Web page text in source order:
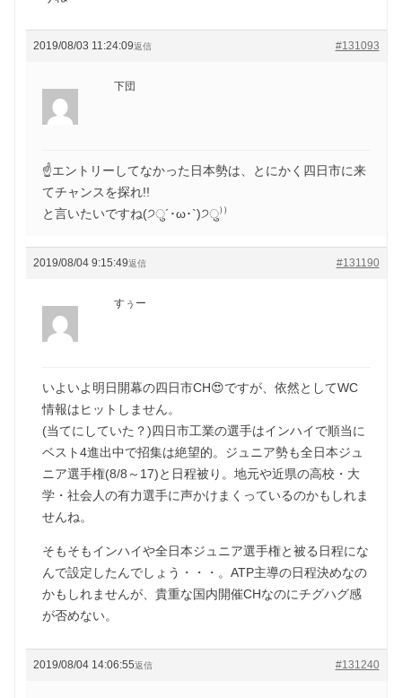
2019/08/03 11:24:09 #131093
返信
下団
☝エントリーしてなかった日本勢は、とにかく四日市に来
てチャンスを探れ!!
と言いたいですね(੭ु´･ω･`)੭ु⁾⁾
2019/08/04 9:15:49 #131190
返信
すぅー
いよいよ明日開幕の四日市CH😍ですが、依然としてWC
情報はヒットしません。
(当てにしていた？)四日市工業の選手はインハイで順当に
ベスト4進出中で招集は絶望的。ジュニア勢も全日本ジュ
ニア選手権(8/8～17)と日程被り。地元や近県の高校・大
学・社会人の有力選手に声かけまくっているのかもしれま
せんね。
そもそもインハイや全日本ジュニア選手権と被る日程にな
んで設定したんでしょう・・・。ATP主導の日程決めなの
かもしれませんが、貴重な国内開催CHなのにチグハグ感
が否めない。
2019/08/04 14:06:55 #131240
返信